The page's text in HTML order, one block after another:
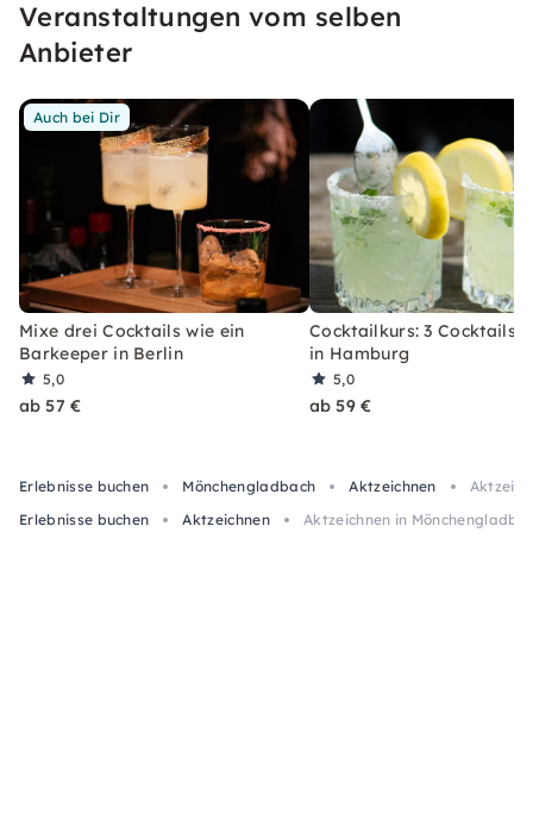
erleben, welches Du so schnell nicht vergessen
wirst.
Veranstaltungen vom selben
Anbieter
Auch bei Dir
Mixe drei Cocktails wie ein
Barkeeper in Berlin
5,0
ab 57 €
Cocktailkurs: 3 Cocktails
in Hamburg
5,0
ab 59 €
Erlebnisse buchen Mönchengladbach Aktzeichnen
Erlebnisse buchen
Aktzeichnen Aktzeichnen in